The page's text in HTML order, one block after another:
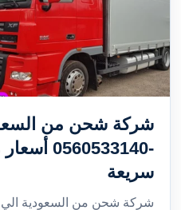
شركة شحن من
-
سريعة
شركة شحن من السعودية الي